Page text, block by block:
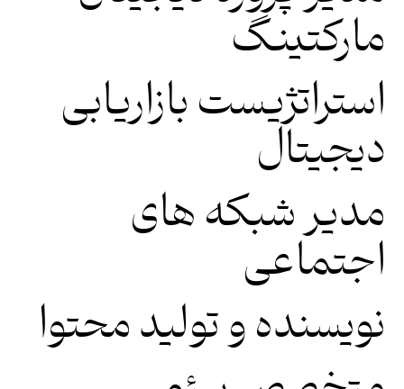
مارکتینگ
استراتژیست بازاریابی
دیجیتال
مدیر شبکه های
اجتماعی
نویسنده و تولید محتوا